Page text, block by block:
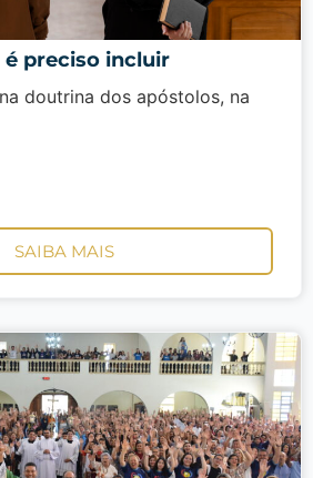
é preciso incluir
doutrina dos apóstolos, na
SAIBA MAIS